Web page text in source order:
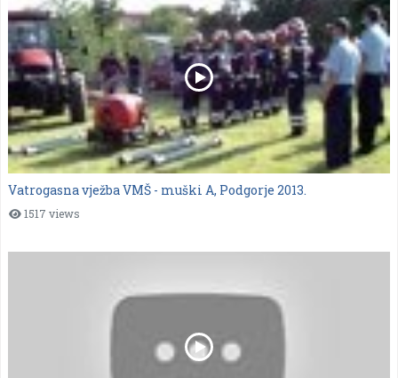
Vatrogasna vježba VMŠ - muški A, Podgorje 2013.
1517 views